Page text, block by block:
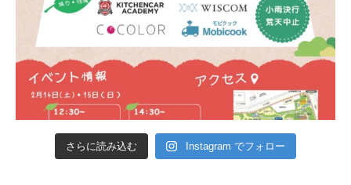
さらに読み込む Instagram でフォロー